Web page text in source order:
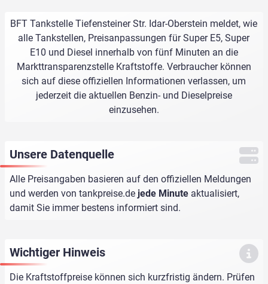
BFT Tankstelle Tiefensteiner Str. Idar-Oberstein meldet, wie
alle Tankstellen, Preisanpassungen für Super E5, Super
E10 und Diesel innerhalb von fünf Minuten an die
Markttransparenzstelle Kraftstoffe. Verbraucher können
sich auf diese offiziellen Informationen verlassen, um
jederzeit die aktuellen Benzin- und Dieselpreise
einzusehen.
Unsere Datenquelle
Alle Preisangaben basieren auf den offiziellen Meldungen
und werden von tankpreise.de jede Minute aktualisiert,
damit Sie immer bestens informiert sind.
Wichtiger Hinweis
Die Kraftstoffpreise können sich kurzfristig ändern. Prüfen